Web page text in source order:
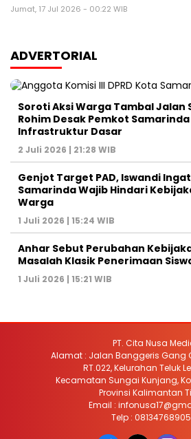
Jumat, 17 Jul 2026 - 00:22 WIB
ADVERTORIAL
Soroti Aksi Warga Tambal Jalan
Rohim Desak Pemkot
Infrastruktur Dasar
2 Juli 2026 | 21:28 WIB
Genjot Target PAD, Iswandi
Samarinda Wajib Hindari
Warga
1 Juli 2026 | 15:24 WIB
Anhar Sebut Perubahan
Masalah Klasik Penerimaan
1 Juli 2026 | 15:21 WIB
PT. Cita Nusa
Alamat : Jalan Banggeris Gang
RT.022, Kelurahan Teluk
Kecamatan Sungai Kunjang,
Provinsi Kalimantan
Email :
Telp :